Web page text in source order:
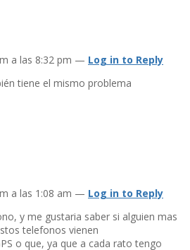
a las 8:32 pm — Log in to Reply
tiene el mismo problema
a las 1:08 am — Log in to Reply
y me gustaria saber si alguien mas
telefonos vienen
o que, ya que a cada rato tengo